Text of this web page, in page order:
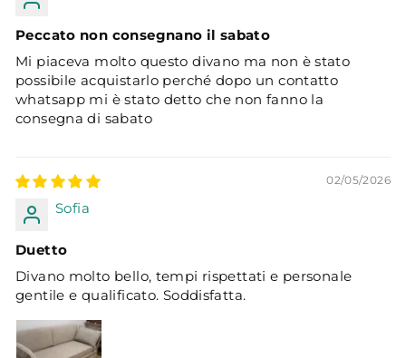
Peccato non consegnano il sabato
Mi piaceva molto questo divano ma non è stato
possibile acquistarlo perché dopo un contatto
whatsapp mi è stato detto che non fanno la
consegna di sabato
02/05/2026
Sofia
Duetto
Divano molto bello, tempi rispettati e personale
gentile e qualificato. Soddisfatta.